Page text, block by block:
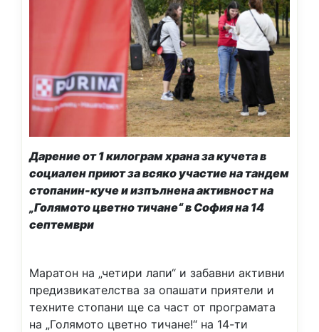
Дарение от 1 килограм храна за кучета в
социален приют за всяко участие на тандем
стопанин-куче и изпълнена активност на
„Голямото цветно тичане“ в София на 14
септември
Маратон на „четири лапи“ и забавни активни
предизвикателства за опашати приятели и
техните стопани ще са част от програмата
на „Голямото цветно тичане!“ на 14-ти